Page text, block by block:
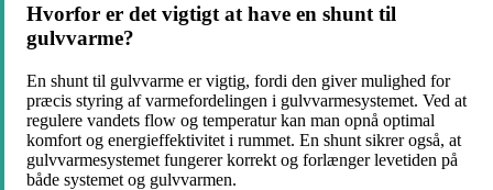
Hvorfor er det vigtigt at have en shunt til
gulvvarme?
En shunt til gulvvarme er vigtig, fordi den giver mulighed for
præcis styring af varmefordelingen i gulvvarmesystemet. Ved at
regulere vandets flow og temperatur kan man opnå optimal
komfort og energieffektivitet i rummet. En shunt sikrer også, at
gulvvarmesystemet fungerer korrekt og forlænger levetiden på
både systemet og gulvvarmen.